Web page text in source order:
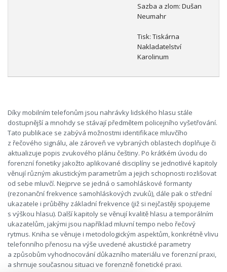
Sazba a zlom: Dušan
Neumahr
Tisk: Tiskárna
Nakladatelství
Karolinum
Díky mobilním telefonům jsou nahrávky lidského hlasu stále
dostupnější a mnohdy se stávají předmětem policejního vyšetřování.
Tato publikace se zabývá možnostmi identifikace mluvčího
z řečového signálu, ale zároveň ve vybraných oblastech doplňuje či
aktualizuje popis zvukového plánu češtiny. Po krátkém úvodu do
forenzní fonetiky jakožto aplikované disciplíny se jednotlivé kapitoly
věnují různým akustickým parametrům a jejich schopnosti rozlišovat
od sebe mluvčí. Nejprve se jedná o samohláskové formanty
(rezonanční frekvence samohláskových zvuků), dále pak o střední
ukazatele i průběhy základní frekvence (již si nejčastěji spojujeme
s výškou hlasu). Další kapitoly se věnují kvalitě hlasu a temporálním
ukazatelům, jakými jsou například mluvní tempo nebo řečový
rytmus. Kniha se věnuje i metodologickým aspektům, konkrétně vlivu
telefonního přenosu na výše uvedené akustické parametry
a způsobům vyhodnocování důkazního materiálu ve forenzní praxi,
a shrnuje současnou situaci ve forenzně fonetické praxi.